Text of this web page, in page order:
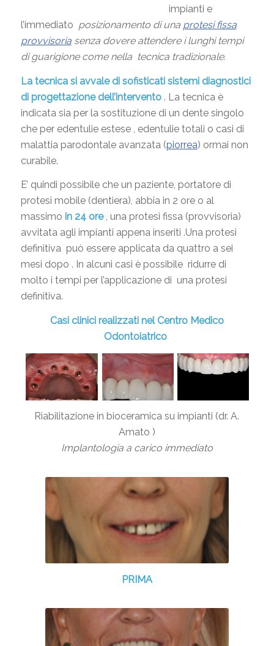
impianti e
l’immediato posizionamento di una protesi fissa
provvisoriasenza dovere attendere i lunghi tempi
di guarigione come nella tecnica tradizionale.
La tecnica si avvale di sofisticati sistemi diagnostici
di progettazione dell’intervento. La tecnica è
indicata sia per la sostituzione di un dente singolo
che per edentulie estese , edentulie totali o casi di
malattia parodontale avanzata (piorrea) ormai non
curabile.
E’ quindi possibile che un paziente, portatore di
protesi mobile (dentiera), abbia in 2 ore o al
massimo in 24 ore, una protesi fissa (provvisoria)
avvitata agli impianti appena inseriti .Una protesi
definitiva può essere applicata da quattro a sei
mesi dopo . In alcuni casi è possibile ridurre di
molto i tempi per l’applicazione di una protesi
definitiva.
Casi clinici realizzati nel Centro Medico
Odontoiatrico
Riabilitazione in bioceramica su impianti (dr. A.
Amato )
Implantologia a carico immediato
PRIMA